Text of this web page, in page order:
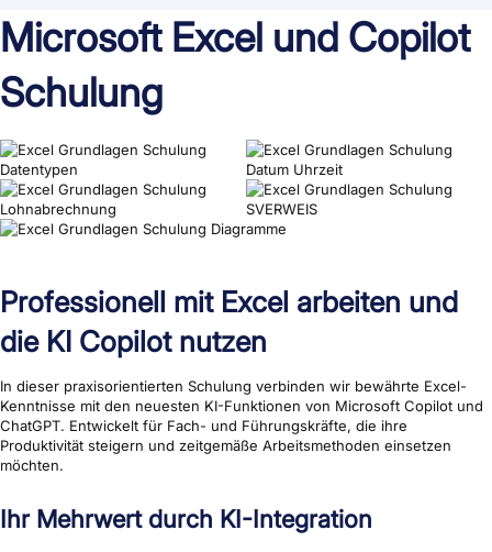
Microsoft Excel und Copilot
Schulung
Professionell mit Excel arbeiten und
die KI Copilot nutzen
In dieser praxisorientierten Schulung verbinden wir bewährte Excel-
Kenntnisse mit den neuesten KI-Funktionen von Microsoft Copilot und
ChatGPT. Entwickelt für Fach- und Führungskräfte, die ihre
Produktivität steigern und zeitgemäße Arbeitsmethoden einsetzen
möchten.
Ihr Mehrwert durch KI-Integration